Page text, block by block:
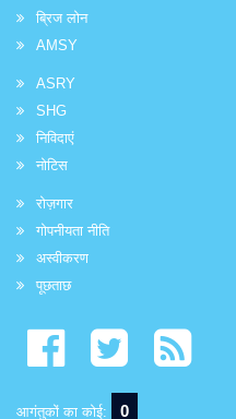
ब्रिज लोन
AMSY
ASRY
SHG
निविदाएं
नोटिस
रोज़गार
गोपनीयता नीति
अस्वीकरण
पूछताछ
आगंतुकों का कोई: 0